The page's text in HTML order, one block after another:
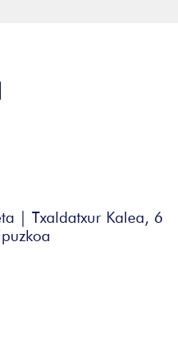
| Txaldatxur Kalea, 6